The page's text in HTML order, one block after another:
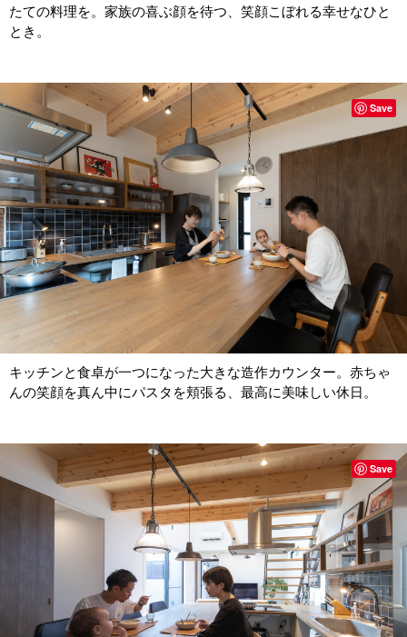
たての料理を。家族の喜ぶ顔を待つ、笑顔こぼれる幸せなひと
とき。
キッチンと食卓が一つになった大きな造作カウンター。赤ちゃ
んの笑顔を真ん中にパスタを頬張る、最高に美味しい休日。
Save
Save